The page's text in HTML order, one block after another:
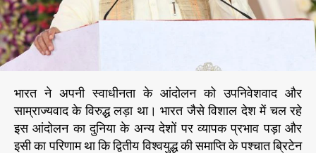
ने
मो
दी
त
क
भारत ने अपनी स्वाधीनता के आंदोलन को उपनिवेशवाद और
साम्राज्यवाद के विरुद्ध लड़ा था। भारत जैसे विशाल देश में चल रहे
इस आंदोलन का दुनिया के अन्य देशों पर व्यापक प्रभाव पड़ा और
इसी का परिणाम था कि द्वितीय विश्वयुद्ध की समाप्ति के पश्चात ब्रिटेन